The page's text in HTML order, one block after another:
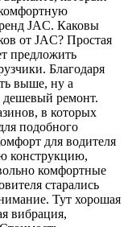
JAC. Каковы
от JAC? Простая
предложить
Благодаря
выше, ну а
дешевый ремонт.
в которых
подобного
для водителя
конструкцию,
комфортные
старались
Тут хорошая
вибрация,